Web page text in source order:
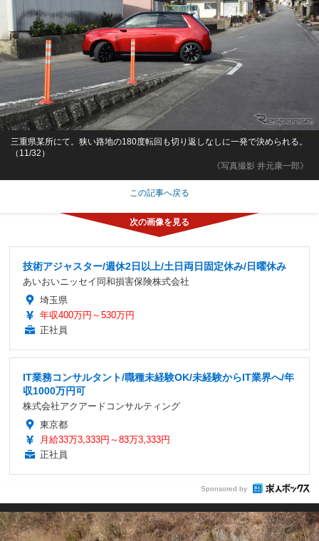
《写真撮影 井元康一郎》
三重県某所にて。狭い路地の180度転回も切り返しなしに一発で決められる。
（11/32）
この記事へ戻る
技術アジャスター/週休2日以上/土日両日固定休み/日曜休み
あいおいニッセイ同和損害保険株式会社
埼玉県
年収400万円～530万円
正社員
IT業務コンサルタント/職種未経験OK/未経験からIT業界へ/年
収1000万円可
株式会社アクアードコンサルティング
東京都
月給33万3,333円～83万3,333円
正社員
Sponsored by